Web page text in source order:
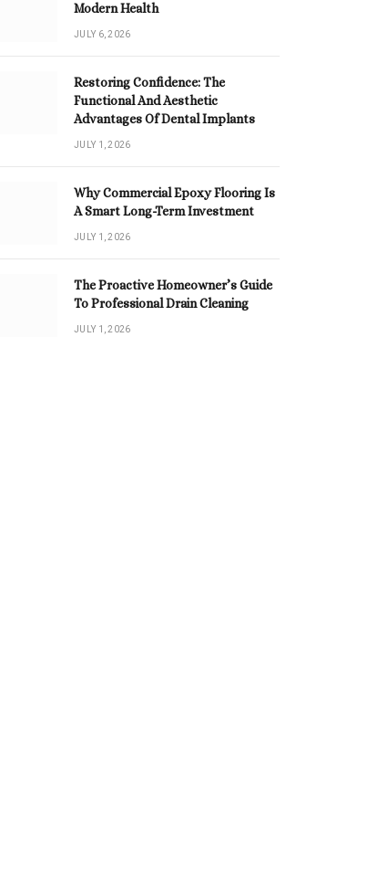
Modern Health
JULY 6, 2026
Restoring Confidence: The
Functional And Aesthetic
Advantages Of Dental Implants
JULY 1, 2026
Why Commercial Epoxy Flooring Is
A Smart Long-Term Investment
JULY 1, 2026
The Proactive Homeowner’s Guide
To Professional Drain Cleaning
JULY 1, 2026